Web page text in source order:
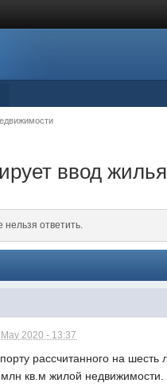
ввод
нельзя ответить.
2020 - 13:37
рассчитанного на
млн кв.м жилой